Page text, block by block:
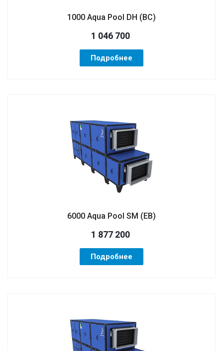
1000 Aqua Pool DH (ВС)
1 046 700
Подробнее
6000 Aqua Pool SM (ЕВ)
1 877 200
Подробнее